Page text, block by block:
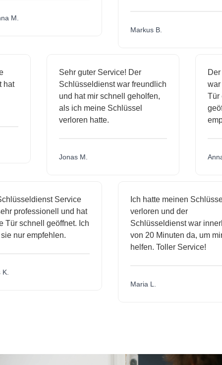
M.
Markus B.
hat
Sehr guter Service! Der
Schlüsseldienst war freundlich
und hat mir schnell geholfen,
als ich meine Schlüssel
verloren hatte.
Jonas M.
Service
professionell und hat
schnell geöffnet. Ich
nur empfehlen.
Ich hatte meinen Schlüssel
verloren und der
Schlüsseldienst war
von 20 Minuten da, um mir
helfen. Toller Service!
Maria L.